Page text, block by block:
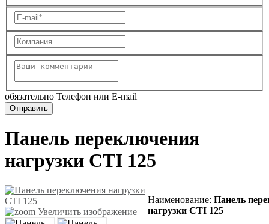
обязательно Телефон или E-mail
Панель переключения
нагрузки CTI 125
Увеличить изображение
Наименование: Панель
нагрузки CTI 125